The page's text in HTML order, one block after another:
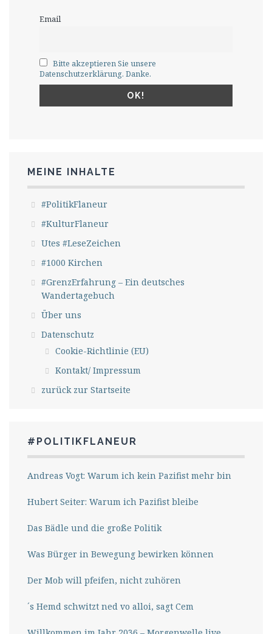
Email
Bitte akzeptieren Sie unsere
Datenschutzerklärung. Danke.
MEINE INHALTE
#PolitikFlaneur
#KulturFlaneur
Utes #LeseZeichen
#1000 Kirchen
#GrenzErfahrung – Ein deutsches
Wandertagebuch
Über uns
Datenschutz
Cookie-Richtlinie (EU)
Kontakt/ Impressum
zurück zur Startseite
#POLITIKFLANEUR
Andreas Vogt: Warum ich kein Pazifist mehr bin
Hubert Seiter: Warum ich Pazifist bleibe
Das Bädle und die große Politik
Was Bürger in Bewegung bewirken können
Der Mob will pfeifen, nicht zuhören
´s Hemd schwitzt ned vo alloi, sagt Cem